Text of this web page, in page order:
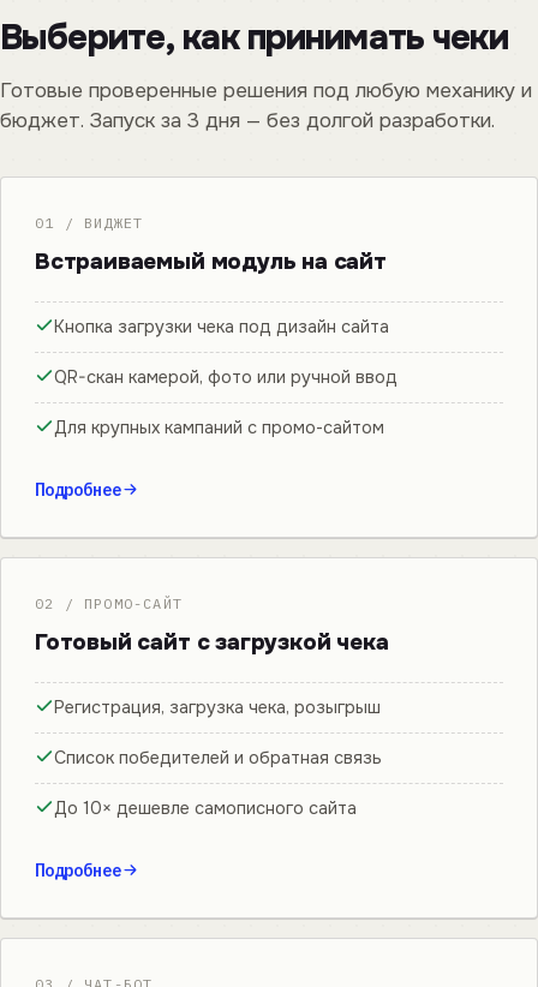
Выберите, как принимать чеки
Готовые проверенные решения под любую механику и
бюджет. Запуск за 3 дня — без долгой разработки.
01 / ВИДЖЕТ
Встраиваемый модуль на сайт
Кнопка загрузки чека под дизайн сайта
QR-скан камерой, фото или ручной ввод
Для крупных кампаний с промо-сайтом
Подробнее
02 / ПРОМО-САЙТ
Готовый сайт с загрузкой чека
Регистрация, загрузка чека, розыгрыш
Список победителей и обратная связь
До 10× дешевле самописного сайта
Подробнее